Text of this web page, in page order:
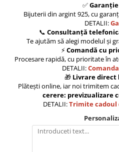
✅
Bijuterii din argint 925, cu
DETALII:
📞 Consultanță
Te ajutăm să alegi modelul și
⚡Comandă cu
Procesare rapidă, cu prioritate în
DETALII:
🎁 Livrare direct
Plătești online, iar noi trimitem
cerere: previzualizare
DETALII:Trimite